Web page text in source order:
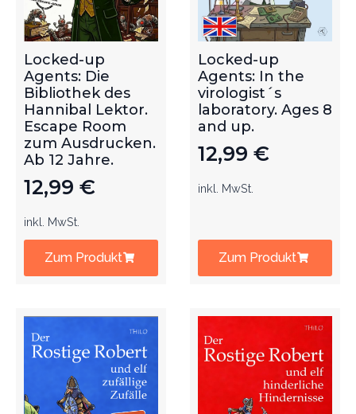
Locked-up
Agents: Die
Bibliothek des
Hannibal Lektor.
Escape Room
zum Ausdrucken.
Ab 12 Jahre.
12,99 €
inkl. MwSt.
Zum Produkt
Locked-up
Agents: In the
virologist´s
laboratory. Ages 8
and up.
12,99 €
inkl. MwSt.
Zum Produkt